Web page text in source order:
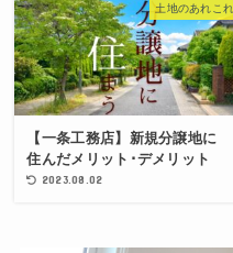
土地のあれこれ
【一条工務店】新規分譲地に
住んだメリット･デメリット
2023.08.02